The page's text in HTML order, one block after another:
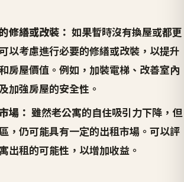
修繕或改裝： 如果暫時沒有換屋或都更
以考慮進行必要的修繕或改裝，以提升
房屋價值。例如，加裝電梯、改善室內
加強房屋的安全性。
場： 雖然老公寓的自住吸引力下降，但
，仍可能具有一定的出租市場。可以評
出租的可能性，以增加收益。